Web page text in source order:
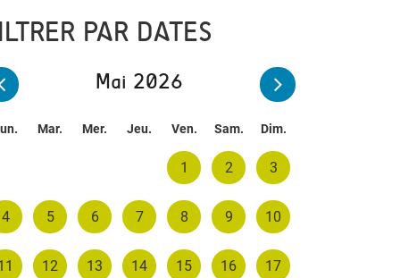
PAR DATES
Mai 2026
Mar. Mer. Jeu. Ven. Sam. Dim.
1 2 3
4 5 6 7 8 9 10
12 13 14 15 16 17